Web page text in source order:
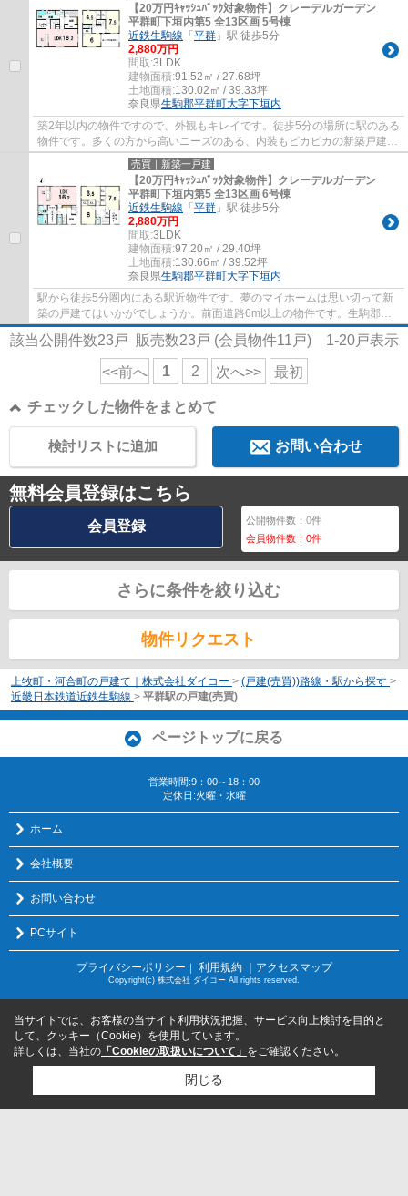
【20万円ｷｬｯｼｭﾊﾞｯｸ対象物件】クレーデルガーデン
平群町下垣内第5 全13区画 5号棟
近鉄生駒線 「 平群 」駅 徒歩5分
2,880万円
間取:3LDK
建物面積:91.52㎡ / 27.68坪
土地面積:130.02㎡ / 39.33坪
奈良県生駒郡平群町大字下垣内
築2年以内の物件ですので、外観もキレイです。徒歩5分の場所に駅のある
物件です。多くの方から高いニーズのある、内装もピカピカの新築戸建て
の物件です。こちらの土地は前面道路6m以...
売買｜新築一戸建
【20万円ｷｬｯｼｭﾊﾞｯｸ対象物件】クレーデルガーデン
平群町下垣内第5 全13区画 6号棟
近鉄生駒線 「 平群 」駅 徒歩5分
2,880万円
間取:3LDK
建物面積:97.20㎡ / 29.40坪
土地面積:130.66㎡ / 39.52坪
奈良県生駒郡平群町大字下垣内
駅から徒歩5分圏内にある駅近物件です。夢のマイホームは思い切って新
築の戸建てはいかがでしょうか。前面道路6m以上の物件です。生駒郡平
群町より一戸建てをお探しの方は、地域密着型...
該当公開件数23 戸 販売数23 戸 (会員物件11 戸) 1-20戸表示
<<前へ 1 2 次へ>> 最初
チェックした物件をまとめて
お問い合わせ
検討リストに追加
無料会員登録はこちら
会員登録 公開物件数：0件
会員物件数：0件
さらに条件を絞り込む
物件リクエスト
上牧町・河合町の戸建て｜株式会社ダイコー > (戸建(売買))路線・駅から探す >
近畿日本鉄道近鉄生駒線 > 平群駅の戸建(売買)
ページトップに戻る
営業時間:9：00～18：00
定休日:火曜・水曜
ホーム
会社概要
お問い合わせ
PCサイト
プライバシーポリシー ｜ 利用規約 ｜アクセスマップ
Copyright(c) 株式会社 ダイコー All rights reserved.
当サイトでは、お客様の当サイト利用状況把握、サービス向上検討を目的と
して、クッキー（Cookie）を使用しています。
詳しくは、当社の 「Cookieの取扱いについて」 をご確認ください。
閉じる